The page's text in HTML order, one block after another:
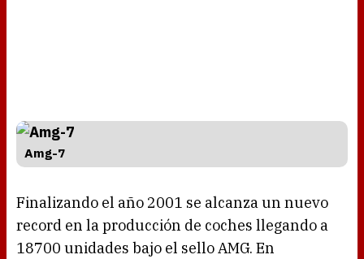
Amg-7
Finalizando el año 2001 se alcanza un nuevo
record en la producción de coches llegando a
18700 unidades bajo el sello AMG. En